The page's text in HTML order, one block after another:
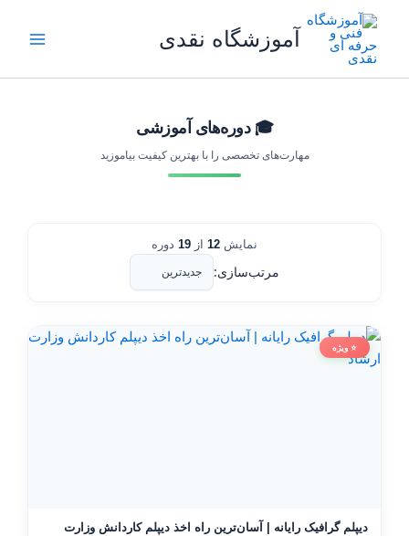
آموزشگاه نقدی
🎓 دوره‌های آموزشی
مهارت‌های تخصصی را با بهترین کیفیت بیاموزید
نمایش 12 از 19 دوره
مرتب‌سازی:
⭐ ویژه
دیپلم گرافیک رایانه | آسان‌ترین راه اخذ دیپلم کاردانش وزارت